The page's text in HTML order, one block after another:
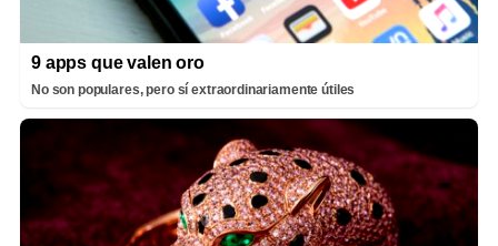
9 apps que valen oro
No son populares, pero sí extraordinariamente útiles